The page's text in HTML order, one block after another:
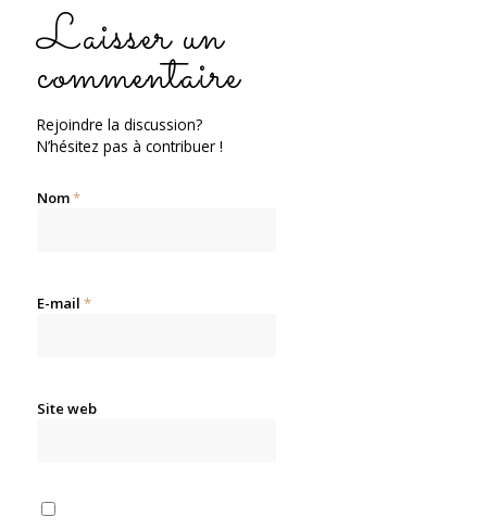
Laisser un
commentaire
Rejoindre la discussion?
N’hésitez pas à contribuer !
Nom*
E-mail *
Site web